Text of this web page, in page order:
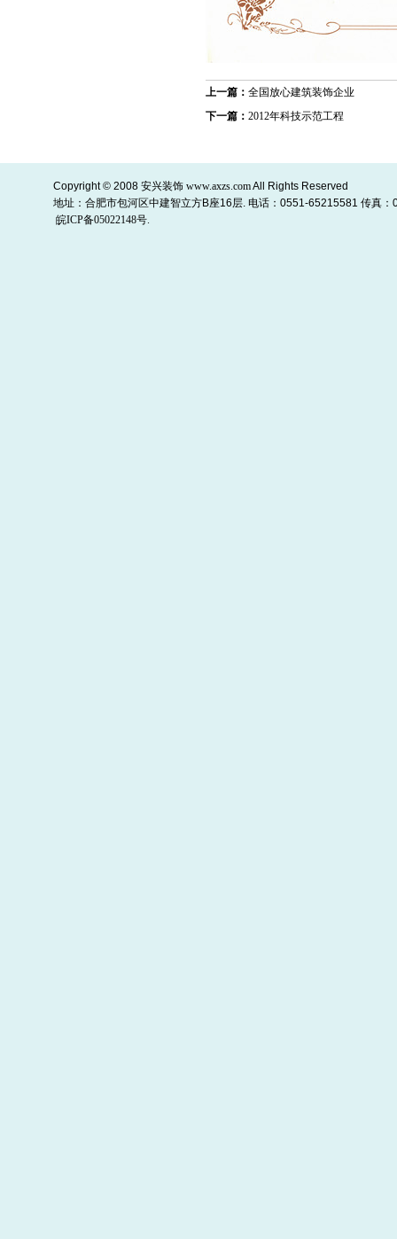
上一篇： 全国放心建筑装饰企业
下一篇： 2012年科技示范工程
Copyright © 2008 安兴装饰 www.axzs.comAll Rights Reserved
地址：合肥市包河区中建智立方B座16层. 电话：0551-65215581 传真
皖ICP备05022148号.